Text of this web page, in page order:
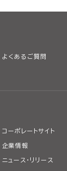
よくあるご質問
コーポレートサイト
企業情報
ニュース・リリース